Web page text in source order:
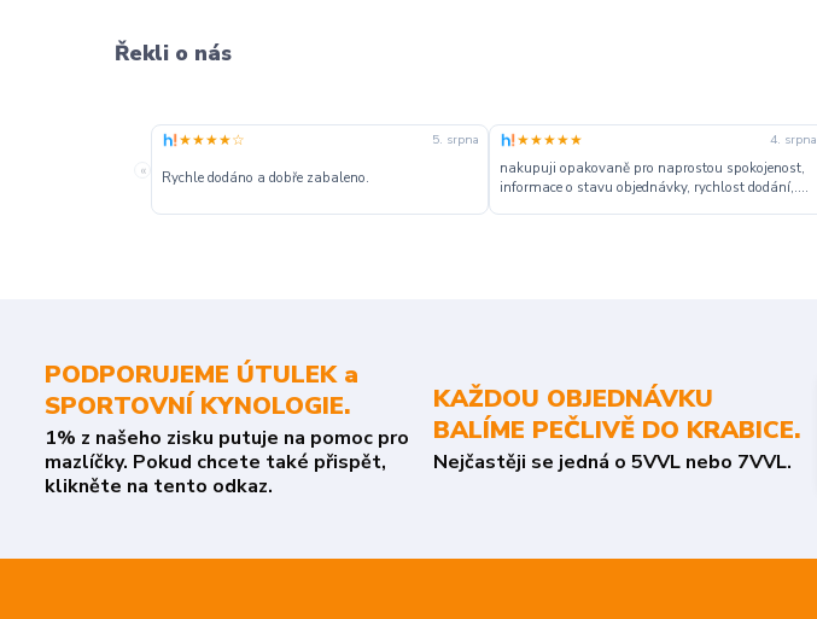
Řekli o nás
«
★★★★☆ 5. srpna
Rychle dodáno a dobře zabaleno.
★★★★★ 4. srpna
nakupuji opakovaně pro naprostou spokojenost,
informace o stavu objednávky, rychlost dodání,....
PODPORUJEME ÚTULEK a
SPORTOVNÍ KYNOLOGIE.
1% z našeho zisku putuje na pomoc pro
mazlíčky. Pokud chcete také přispět,
klikněte na tento odkaz.
KAŽDOU OBJEDNÁVKU
BALÍME PEČLIVĚ DO KRABICE.
Nejčastěji se jedná o 5VVL nebo 7VVL.